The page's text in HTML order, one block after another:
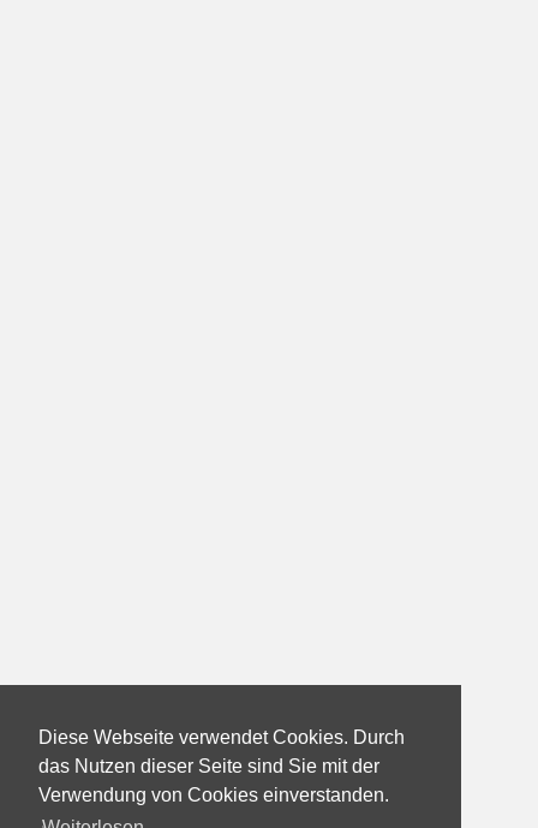
Diese Webseite verwendet Cookies. Durch
das Nutzen dieser Seite sind Sie mit der
Verwendung von Cookies einverstanden.